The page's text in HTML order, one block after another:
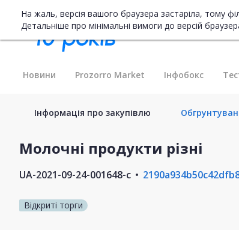
На жаль, версія вашого браузера застаріла, тому
Детальніше про мінімальні вимоги до версій
Новини Prozorro Market Інфобокс
Інформація про закупівлю
Молочні продукти різні
UA-2021-09-24-001648-c
Відкриті торги